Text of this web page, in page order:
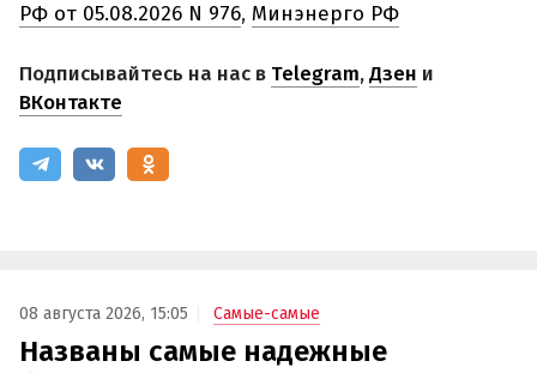
РФ от 05.08.2026 N 976, Минэнерго РФ
Подписывайтесь на нас в Telegram,Дзен и
ВКонтакте
08 августа 2026, 15:05 Самые-самые
Названы самые надежные